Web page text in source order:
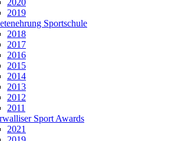
2020
2019
Sportschule
2018
2017
2016
2015
2014
2013
2012
2011
Sport Awards
2021